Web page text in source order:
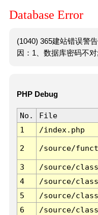
Database Error
(1040) 365建站错误警
因：1、数据库密码不对
PHP Debug
No. File
1
/index.php
2 /source/
3 /source/
4
/source/
5
/source/
6
/source/